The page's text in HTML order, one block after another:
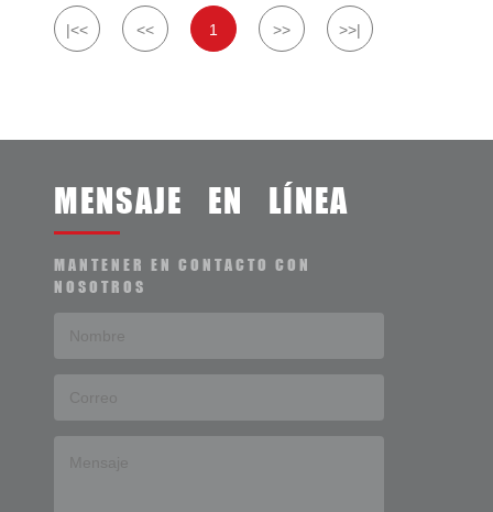
|<< << 1 >> >>|
MENSAJE EN LÍNEA
MANTENER EN CONTACTO CON
NOSOTROS